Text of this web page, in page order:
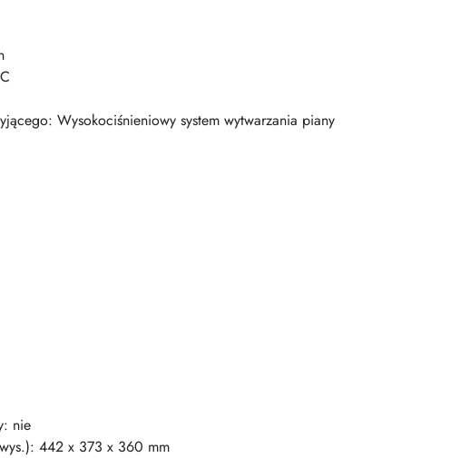
Wysokociśnieniowy system wytwarzania piany
nie
442 x 373 x 360 mm